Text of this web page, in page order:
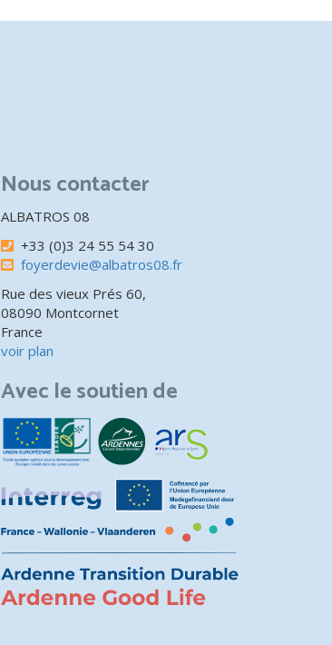
Nous contacter
ALBATROS 08
+33 (0)3 24 55 54 30
foyerdevie@albatros08.fr
Rue des vieux Prés 60,
08090 Montcornet
France
voir plan
Avec le soutien de